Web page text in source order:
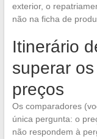
exterior, o
não na ficha de
Itinerário
superar
preços
Os comparadores
única pergunta: o
não respondem à